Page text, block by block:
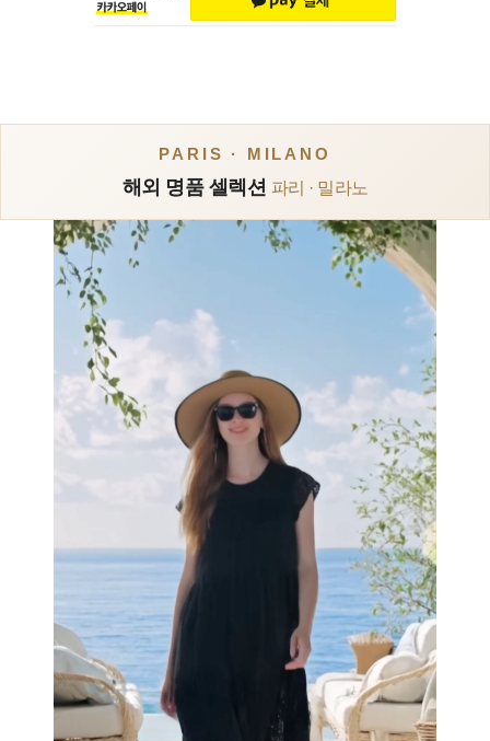
PARIS · MILANO
해외 명품 셀렉션 파리 · 밀라노